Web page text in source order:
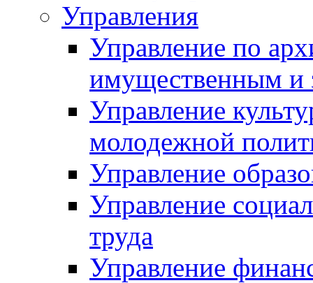
Управления
Управление по
имущественным и
Управление
молодежной
Управление
Управление
труда
Управление